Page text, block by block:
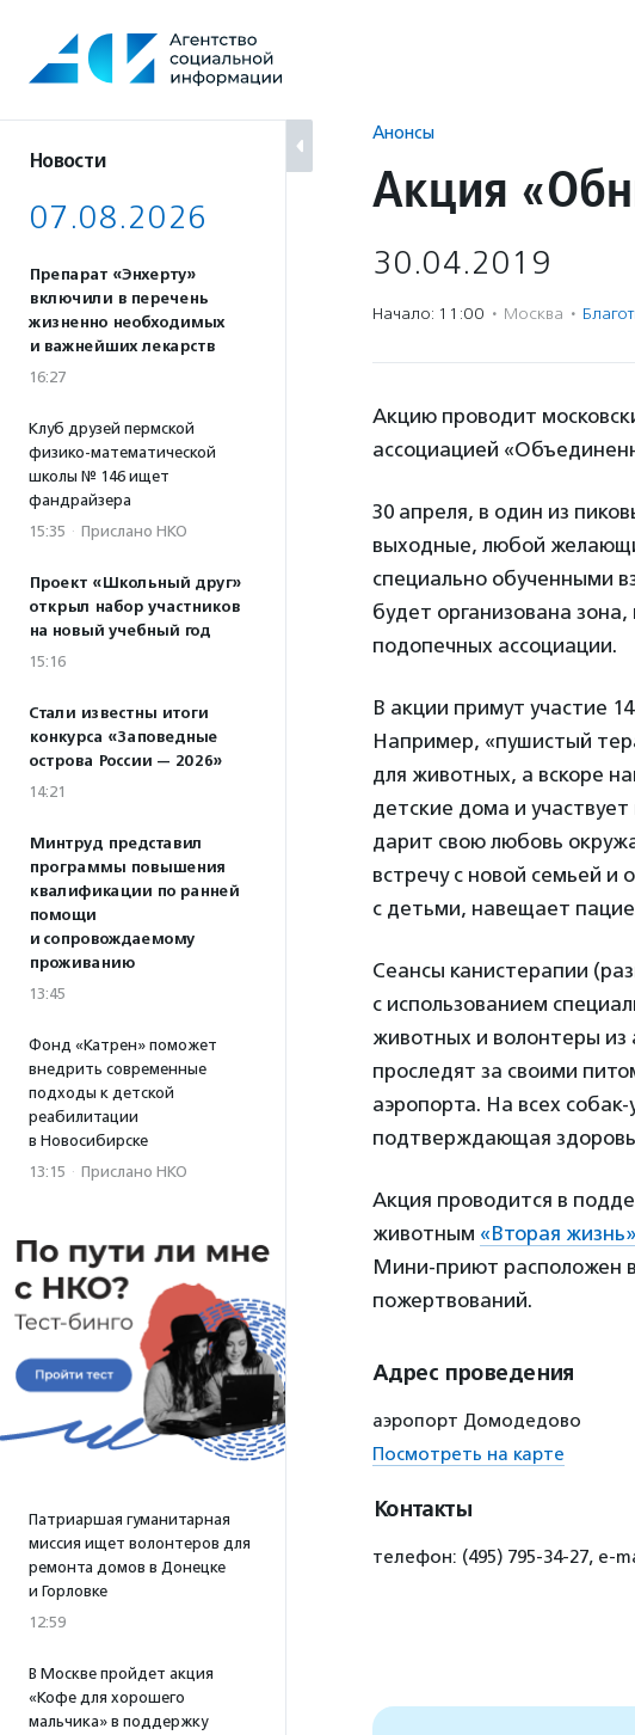
содержанию
Новости
07.08.2026
Препарат «Энхерту»
включили в перечень
жизненно необходимых
и важнейших лекарств
16:27
Клуб друзей пермской
физико-математической
школы № 146 ищет
фандрайзера
15:35 · Прислано НКО
Проект «Школьный друг»
открыл набор участников
на новый учебный год
15:16
Стали известны итоги
конкурса «Заповедные
острова России — 2026»
14:21
Минтруд представил
программы повышения
квалификации по ранней
помощи
и сопровождаемому
проживанию
13:45
Фонд «Катрен» поможет
внедрить современные
подходы к детской
реабилитации
в Новосибирске
13:15 · Прислано НКО
Патриаршая гуманитарная
миссия ищет волонтеров для
ремонта домов в Донецке
и Горловке
12:59
В Москве пройдет акция
«Кофе для хорошего
мальчика» в поддержку
Анонсы
Акция
30.04.2019
Начало: 11:00 · Москва ·
Акцию проводит
ассоциацией
30 апреля, в один из
выходные, любой
специально обученными
будет организована
подопечных ассоциации.
В акции примут участие
Например, «пушистый
для животных, а вскоре
детские дома и
дарит свою любовь
встречу с новой семьей
с детьми, навещает
Сеансы канистерапии
с использованием
животных и волонтеры
проследят за своими
аэропорта. На всех
подтверждающая
Акция проводится в
животным «Вторая жизнь»
Мини-приют расположен в
пожертвований.
Адрес проведения
аэропорт Домодедово
Посмотреть на карте
Контакты
телефон: (495) 795-34-27, e-